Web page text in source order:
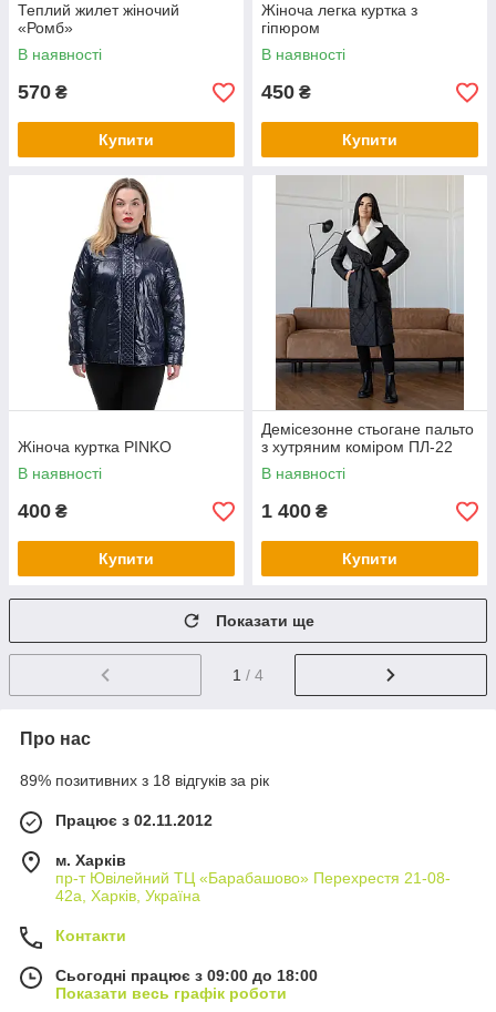
Теплий жилет жіночий
«Ромб»
В наявності
570 ₴
Купити
Жіноча легка куртка з
гіпюром
В наявності
450 ₴
Купити
Жіноча куртка PINKO
В наявності
400 ₴
Купити
Демісезонне стьогане пальто
з хутряним коміром ПЛ-22
В наявності
1 400 ₴
Купити
Показати ще
1 / 4
Про нас
89% позитивних з 18 відгуків за рік
Працює з 02.11.2012
м. Харків
пр-т Ювілейний ТЦ «Барабашово» Перехрестя 21-08-
42а, Харків, Україна
Контакти
Сьогодні працює з 09:00 до 18:00
Показати весь графік роботи